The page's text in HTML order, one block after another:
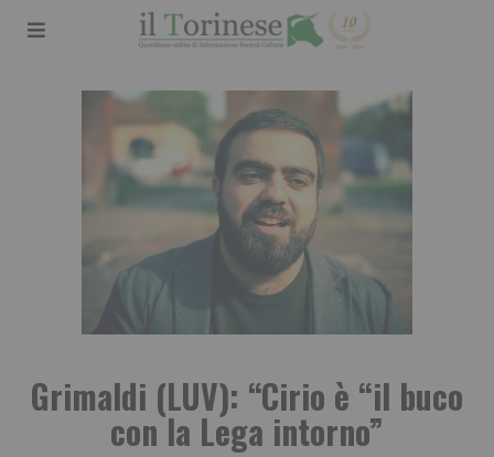
Grimaldi (LUV): “Cirio è “il buco
con la Lega intorno”